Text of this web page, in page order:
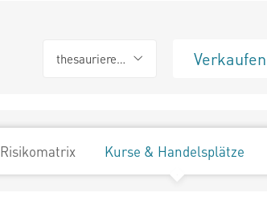
thesaurierend Verkaufen
Risikomatrix Kurse & Handelsplätze